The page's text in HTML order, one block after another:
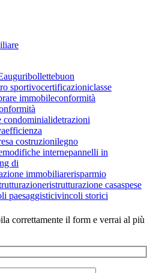
auguribollettebuon
sportivocertificazioniclasse
immobileconformità
condominialidetrazioni
efficienza
costruzionilegno
modifiche internepannelli in
di
immobiliarerisparmio
ristrutturazione casaspese
paesaggisticivincoli storici
correttamente il form e verrai al più